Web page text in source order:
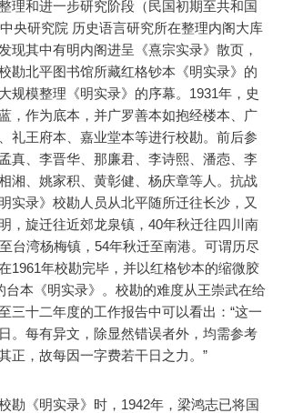
理和进一步研究阶段（民国初期至共和国
央研究院 历史语言研究所在整理内阁大库
现其中有明内阁进呈《熹宗实录》散页，
勘北平图书馆所藏红格钞本《明实录》的
规模整理《明实录》的序幕。1931年，史
，作为底本，并广罗善本如抱经楼本、广
礼王府本、嘉业堂本等进行校勘。前后参
真、李晋华、那廉君、李诗熙、潘悫、李
湘、姚家积、黄彰健、杨庆章等人。抗战
实录》校勘人员从北平随所迁往长沙，又
，旋迁往近郊龙泉镇，40年秋迁往四川南
台湾杨梅镇，54年秋迁至南港。可谓历尽
1961年校勘完毕，并以红格钞本的缩微胶
台本《明实录》。校勘的难度从王崇武在给
三十二年度的工作报告中可以看出：“这一
。每有异文，除显然错误者外，均需参考
正，故每因一字费若干日之力。”
勘《明实录》时，1942年，梁鸿志已将国